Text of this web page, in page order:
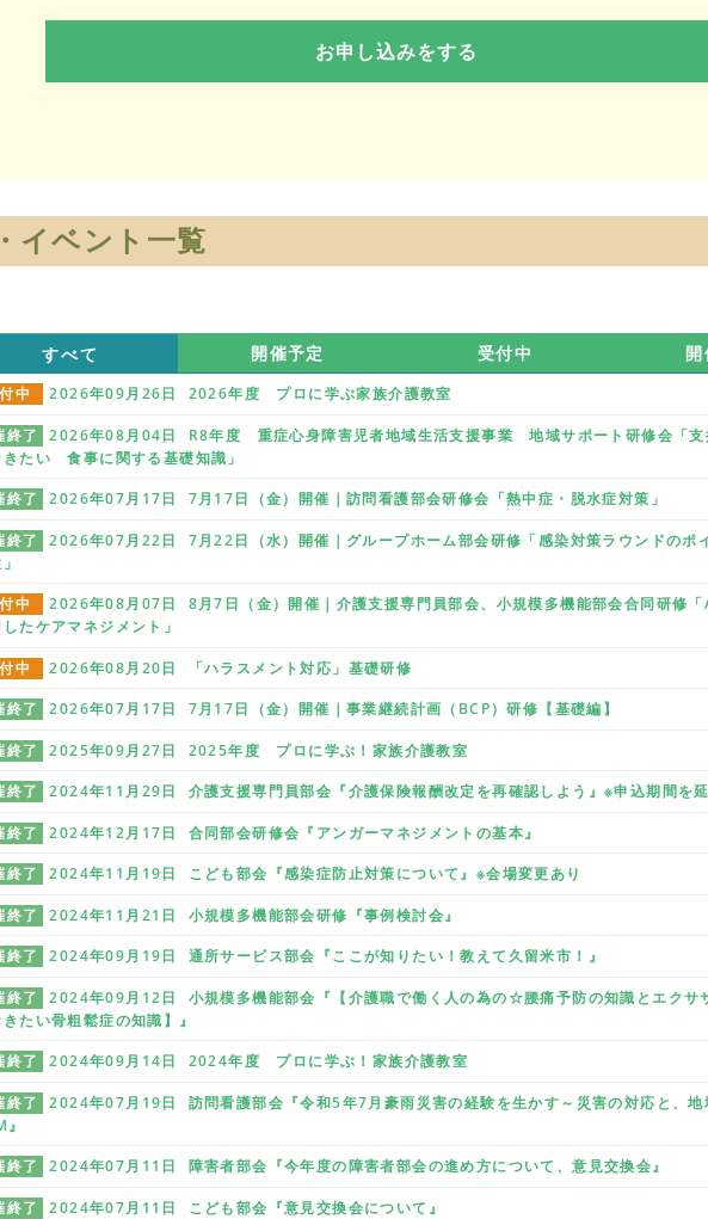
イベント一覧
すべて 開催予定 受付中 開
中 2026年09月26日 2026年度 プロに学ぶ家族介護教室
終了
2026年08月04日 R8年度 重症心身障害児者地域生活支援事業 地域サポート研修会「支
きたい 食事に関する基礎知識」
終了 2026年07月17日 7月17日（金）開催｜訪問看護部会研修会「熱中症・脱水症対策」
終了
2026年07月22日 7月22日（水）開催｜グループホーム部会研修「感染対策ラウンドのポ
中
2026年08月07日 8月7日（金）開催｜介護支援専門員部会、小規模多機能部会合同研修
たケアマネジメント」
中 2026年08月20日 「ハラスメント対応」基礎研修
終了 2026年07月17日 7月17日（金）開催｜事業継続計画（BCP）研修【基礎編】
終了 2025年09月27日 2025年度 プロに学ぶ！家族介護教室
終了 2024年11月29日 介護支援専門員部会『介護保険報酬改定を再確認しよう』※申込期間を
終了 2024年12月17日 合同部会研修会『アンガーマネジメントの基本』
終了 2024年11月19日 こども部会『感染症防止対策について』※会場変更あり
終了 2024年11月21日 小規模多機能部会研修『事例検討会』
終了 2024年09月19日 通所サービス部会『ここが知りたい！教えて久留米市！』
終了
2024年09月12日 小規模多機能部会『【介護職で働く人の為の☆腰痛予防の知識とエクサ
たい骨粗鬆症の知識】』
終了 2024年09月14日 2024年度 プロに学ぶ！家族介護教室
終了
2024年07月19日 訪問看護部会『令和5年7月豪雨災害の経験を生かす～災害の対応と、地
終了 2024年07月11日 障害者部会『今年度の障害者部会の進め方について、意見交換会』
終了 2024年07月11日 こども部会『意見交換会について』